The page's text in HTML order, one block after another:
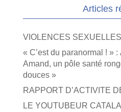
Articles
VIOLENCES SEXUELLES
« C’est du paranormal ! »
Amand, un pôle santé
douces »
RAPPORT D’ACTIVITE
LE YOUTUBEUR